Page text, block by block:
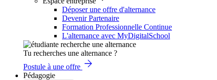
Déposer une offre d'alternance
Devenir Partenaire
Formation Professionnelle Continue
L'alternance avec MyDigitalSchool
Tu recherches une alternance ?
Postule à une offre
Pédagogie